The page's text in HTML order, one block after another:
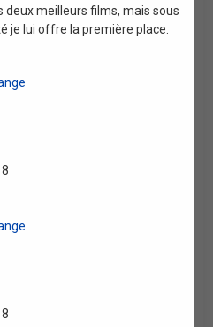
deux meilleurs films, mais sous
je lui offre la première place.